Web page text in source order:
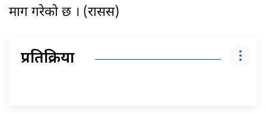
माग गरेको छ । (रासस)
प्रतिक्रिया